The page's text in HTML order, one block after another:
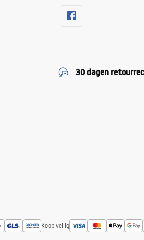
30 dagen
Koop veilig